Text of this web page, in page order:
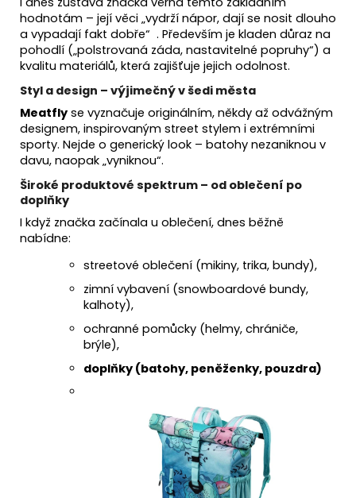
hodnotám – její věci „vydrží nápor, dají se nosit dlouho
a vypadají fakt dobře“ . Především je kladen důraz na
pohodlí („polstrovaná záda, nastavitelné popruhy“) a
kvalitu materiálů, která zajišťuje jejich odolnost.
Styl a design – výjimečný v šedi města
Meatfly se vyznačuje originálním, někdy až odvážným
designem, inspirovaným street stylem i extrémními
sporty. Nejde o generický look – batohy nezaniknou v
davu, naopak „vyniknou“.
Široké produktové spektrum – od oblečení po
doplňky
I když značka začínala u oblečení, dnes běžně
nabídne:
streetové oblečení (mikiny, trika, bundy),
zimní vybavení (snowboardové bundy,
kalhoty),
ochranné pomůcky (helmy, chrániče,
brýle),
doplňky (batohy, peněženky, pouzdra)